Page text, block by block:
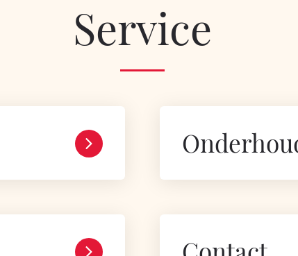
Service